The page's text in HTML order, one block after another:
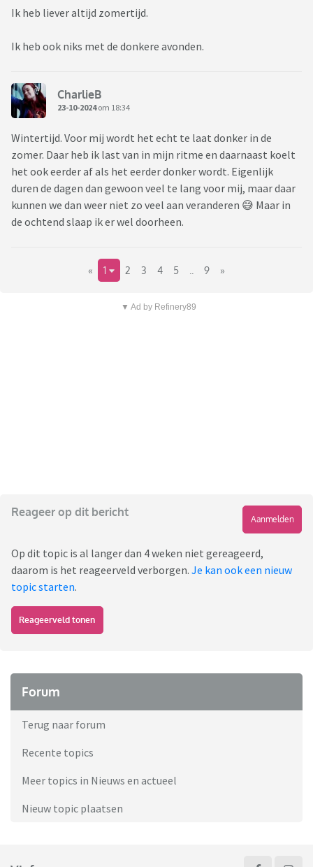
Ik heb liever altijd zomertijd.
Ik heb ook niks met de donkere avonden.
CharlieB
23-10-2024om 18:34
Wintertijd. Voor mij wordt het echt te laat donker in de
zomer. Daar heb ik last van in mijn ritme en daarnaast koelt
het ook eerder af als het eerder donker wordt. Eigenlijk
duren de dagen dan gewoon veel te lang voor mij, maar daar
kunnen we dan weer niet zo veel aan veranderen 😅 Maar in
de ochtend slaap ik er wel doorheen.
« 1 2 3 4 5 9 »
▼ Ad by Refinery89
Reageer op dit bericht
Aanmelden
Op dit topic is al langer dan 4 weken niet gereageerd,
daarom is het reageerveld verborgen. Je kan ook een nieuw
topic starten.
Reageerveld tonen
Forum
Terug naar forum
Recente topics
Meer topics in Nieuws en actueel
Nieuw topic plaatsen